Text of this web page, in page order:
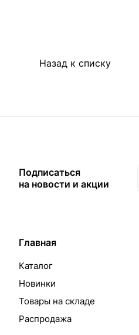
Назад к списку
Подписаться
на новости и акции
Главная
Каталог
Новинки
Товары на складе
Распродажа